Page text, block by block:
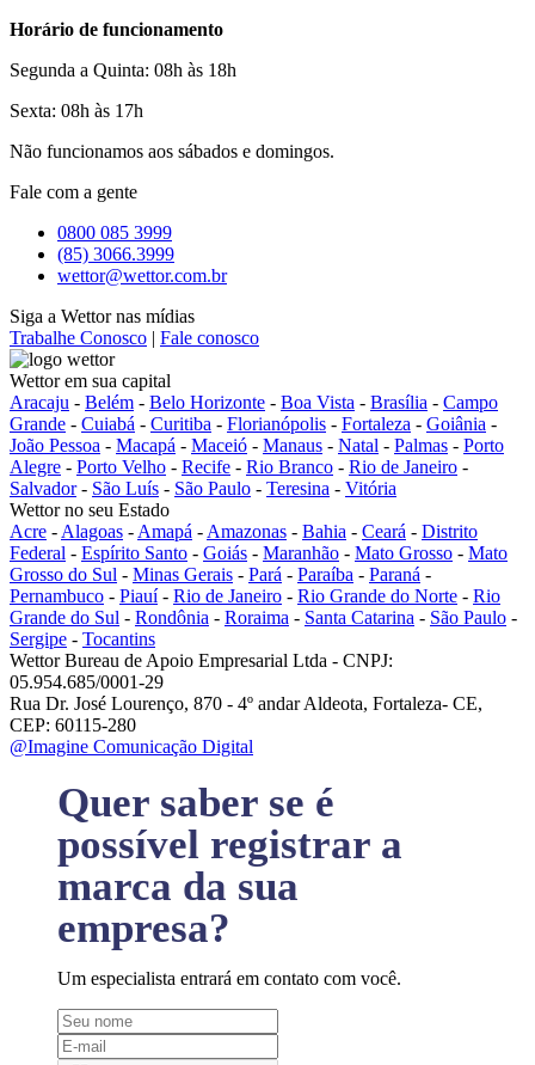
Horário de funcionamento
Segunda a Quinta: 08h às 18h
Sexta: 08h às 17h
Não funcionamos aos sábados e domingos.
Fale com a gente
0800 085 3999
(85) 3066.3999
wettor@wettor.com.br
Siga a Wettor nas mídias
Trabalhe Conosco | Fale conosco
Wettor em sua capital
Aracaju - Belém - Belo Horizonte - Boa Vista - Brasília - Campo
Grande - Cuiabá - Curitiba - Florianópolis - Fortaleza - Goiânia -
João Pessoa - Macapá - Maceió - Manaus - Natal - Palmas - Porto
Alegre - Porto Velho - Recife - Rio Branco - Rio de Janeiro -
Salvador- São Luís - São Paulo - Teresina - Vitória
Wettor no seu Estado
Acre - Alagoas - Amapá - Amazonas - Bahia - Ceará - Distrito
Federal - Espírito Santo - Goiás - Maranhão - Mato Grosso - Mato
Grosso do Sul - Minas Gerais - Pará - Paraíba - Paraná -
Pernambuco - Piauí- Rio de Janeiro - Rio Grande do Norte - Rio
Grande do Sul - Rondônia - Roraima - Santa Catarina - São Paulo -
Sergipe - Tocantins
Wettor Bureau de Apoio Empresarial Ltda - CNPJ:
05.954.685/0001-29
Rua Dr. José Lourenço, 870 - 4º andar Aldeota, Fortaleza- CE,
CEP: 60115-280
@Imagine Comunicação Digital
Quer saber se é
possível registrar a
marca da sua
empresa?
Um especialista entrará em contato com você.